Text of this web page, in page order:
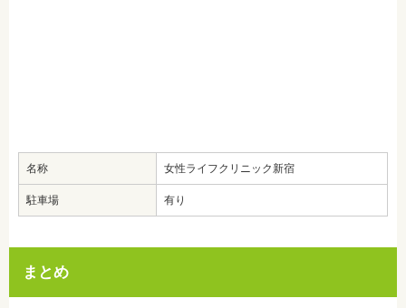
名称 女性ライフクリニック新宿
駐車場 有り
まとめ